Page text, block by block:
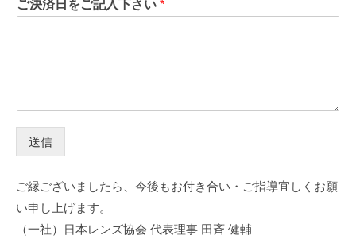
ご決済日をご記入下さい *
送信
ご縁ございましたら、今後もお付き合い・ご指導宜しくお願
い申し上げます。
（一社）日本レンズ協会 代表理事 田斉 健輔